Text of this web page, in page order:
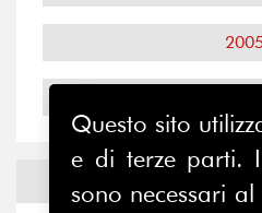
Notizie ed
Questo sito
e di terze parti.
sono necessari